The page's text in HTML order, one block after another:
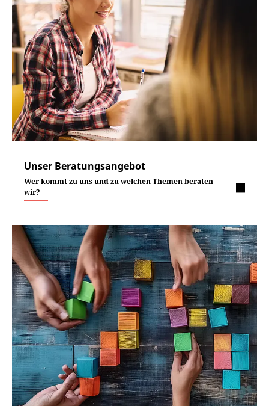
Unser Beratungsangebot
Wer kommt zu uns und zu welchen Themen beraten
wir?